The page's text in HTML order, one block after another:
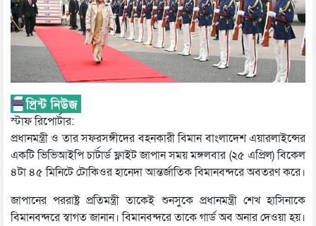
স্টাফ রিপোর্টার:
প্রধানমন্ত্রী ও তার সফরসঙ্গীদের বহনকারী বিমান বাংলাদেশ এয়ারলাইন্সের
একটি ভিভিআইপি চার্টার্ড ফ্লাইট জাপান সময় মঙ্গলবার (২৫ এপ্রিল) বিকেল
৪টা ৪৫ মিনিটে টোকিওর হানেদা আন্তর্জাতিক বিমানবন্দরে অবতরণ করে।
জাপানের পররাষ্ট্র প্রতিমন্ত্রী তাকেই শুনসুকে প্রধানমন্ত্রী শেখ হাসিনাকে
বিমানবন্দরে স্বাগত জানান। বিমানবন্দরে তাকে গার্ড অব অনার দেওয়া হয়।